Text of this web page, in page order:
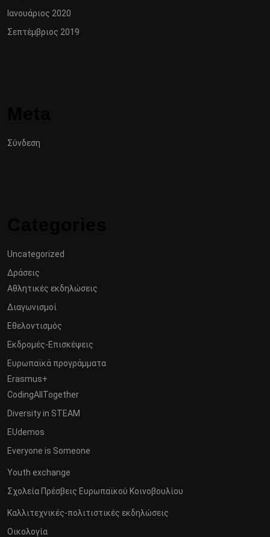
Ιανουάριος 2020
Σεπτέμβριος 2019
Σύνδεση
Uncategorized
Δράσεις
Αθλητικές εκδηλώσεις
Διαγωνισμοί
Εθελοντισμός
Εκδρομές-Επισκέψεις
Ευρωπαϊκά προγράμματα
Erasmus+
CodingAllTogether
Diversity in STEAM
EUdemos
Everyone is Someone
Youth exchange
Σχολεία Πρέσβεις Ευρωπαϊκού Κοινοβουλίου
Καλλιτεχνικές-πολιτιστικές εκδηλώσεις
Οικολογία